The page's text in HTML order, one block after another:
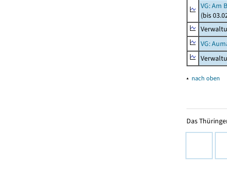
VG: Am
(bis
VG:
▴ nach oben
Das